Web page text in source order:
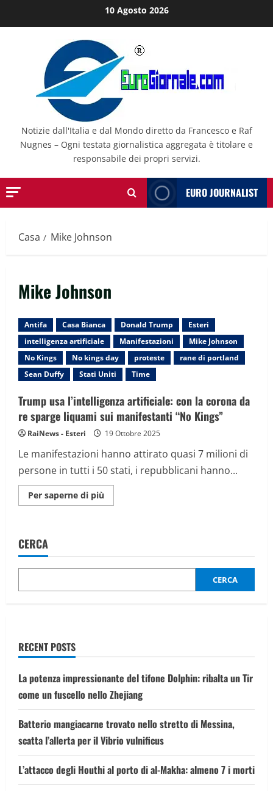
al
10 Agosto 2026
Notizie dall'Italia e dal Mondo diretto da Francesco e Raf
Nugnes – Ogni testata giornalistica aggregata è titolare e
responsabile dei propri servizi.
EURO JOURNALIST
Casa Mike Johnson
Mike Johnson
Antifa Casa Bianca Donald Trump
Esteri
intelligenza artificiale
Manifestazioni
Mike Johnson
No Kings
No kings day proteste
rane di portland
Sean Duffy
Stati Uniti Time
Trump usa l’intelligenza artificiale: con la corona da
re sparge liquami sui manifestanti “No Kings”
RaiNews - Esteri 19 Ottobre 2025
Le manifestazioni hanno attirato quasi 7 milioni di
persone in tutti i 50 stati, i repubblicani hanno...
Per saperne di più
informazioni
con
corona
re
CERCA
CERCA
RECENT POSTS
La potenza impressionante del tifone Dolphin: ribalta un Tir
come un fuscello nello Zhejiang
Batterio mangiacarne trovato nello stretto di Messina,
scatta l’allerta per il Vibrio vulnificus
L’attacco degli Houthi al porto di al-Makha: almeno 7 i morti